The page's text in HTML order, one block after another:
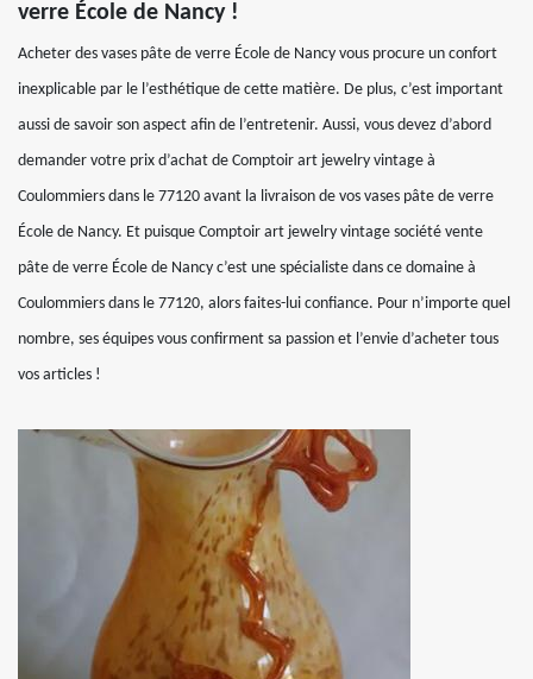
verre École de Nancy !
Acheter des vases pâte de verre École de Nancy vous procure un confort
inexplicable par le l’esthétique de cette matière. De plus, c’est important
aussi de savoir son aspect afin de l’entretenir. Aussi, vous devez d’abord
demander votre prix d’achat de Comptoir art jewelry vintage à
Coulommiers dans le 77120 avant la livraison de vos vases pâte de verre
École de Nancy. Et puisque Comptoir art jewelry vintage société vente
pâte de verre École de Nancy c’est une spécialiste dans ce domaine à
Coulommiers dans le 77120, alors faites-lui confiance. Pour n’importe quel
nombre, ses équipes vous confirment sa passion et l’envie d’acheter tous
vos articles !